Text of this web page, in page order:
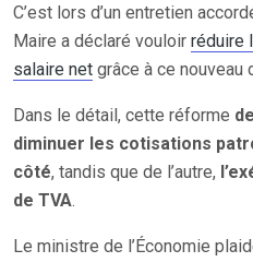
C’est lors d’un entretien
Maire a déclaré vouloir réduire
salaire net grâce à ce nouveau
Dans le détail, cette réforme
diminuer les cotisations
côté, tandis que de l’autre,
de TVA.
Le ministre de l’Économie